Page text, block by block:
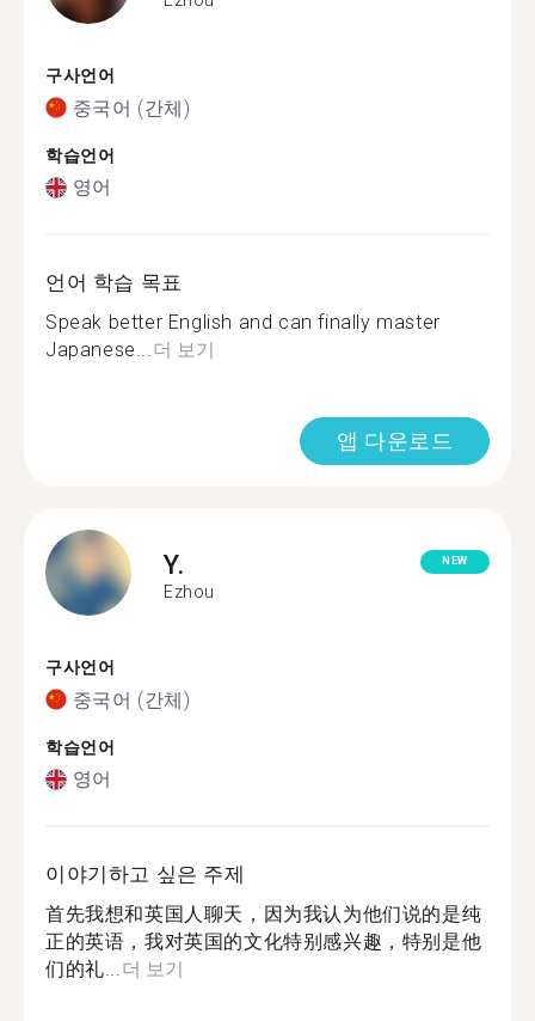
구사언어
중국어 (간체)
학습언어
영어
언어 학습 목표
Speak better English and can finally master
Japanese...더 보기
앱 다운로드
Y.
Ezhou
NEW
구사언어
중국어 (간체)
학습언어
영어
이야기하고 싶은 주제
首先我想和英国人聊天，因为我认为他们说的是纯
正的英语，我对英国的文化特别感兴趣，特别是他
们的礼...더 보기